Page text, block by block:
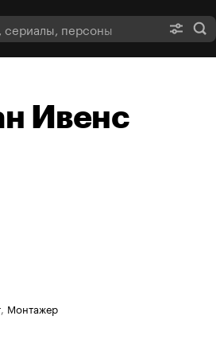
Ивенс
, Монтажер